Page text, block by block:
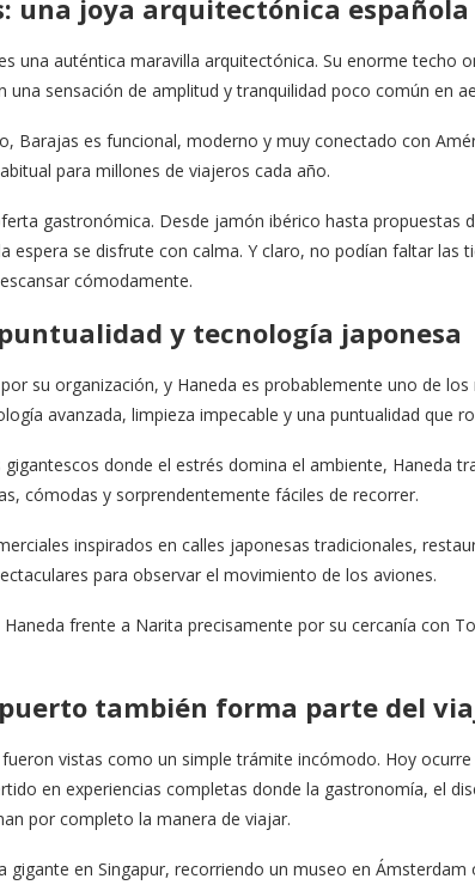
una joya arquitectónica española
una auténtica maravilla arquitectónica. Su enorme techo
una sensación de amplitud y tranquilidad poco común en
Barajas es funcional, moderno y muy conectado con
para millones de viajeros cada año.
gastronómica. Desde jamón ibérico hasta propuestas
espera se disfrute con calma. Y claro, no podían faltar las
cómodamente.
y tecnología japonesa
su organización, y Haneda es probablemente uno de
avanzada, limpieza impecable y una puntualidad que
donde el estrés domina el ambiente, Haneda
cómodas y sorprendentemente fáciles de recorrer.
inspirados en calles japonesas tradicionales,
para observar el movimiento de los aviones.
frente a Narita precisamente por su cercanía con
también forma parte del
vistas como un simple trámite incómodo. Hoy
en experiencias completas donde la gastronomía, el
por completo la manera de viajar.
gigante en Singapur, recorriendo un museo en